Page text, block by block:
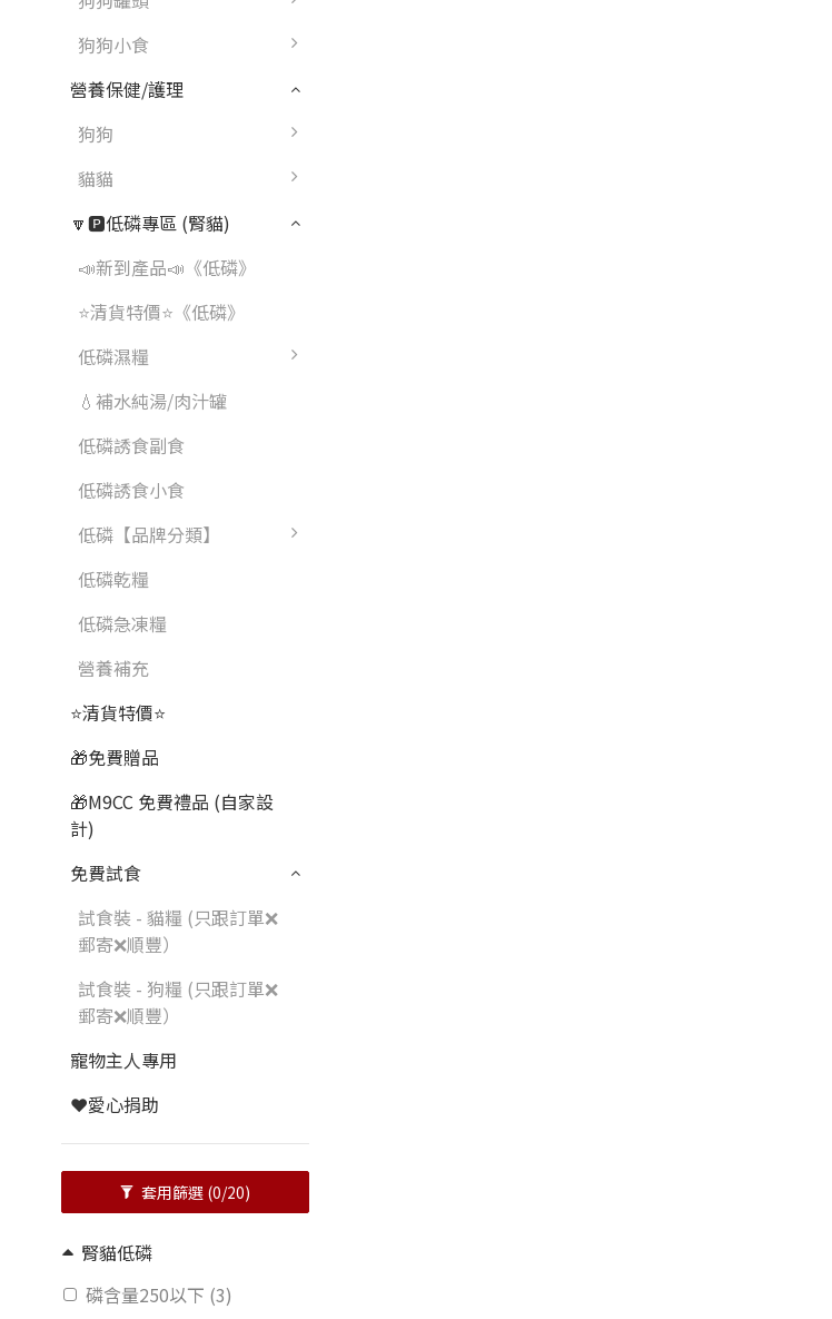
狗狗小食
營養保健/護理
狗狗
貓貓
🔽🅿️低磷專區 (腎貓)
📣新到產品📣《低磷》
⭐清貨特價⭐《低磷》
低磷濕糧
💧補水純湯/肉汁罐
低磷誘食副食
低磷誘食小食
低磷【品牌分類】
低磷乾糧
低磷急凍糧
營養補充
⭐清貨特價⭐
🎁免費贈品
🎁M9CC 免費禮品 (自家設
計)
免費試食
試食裝 - 貓糧 (只跟訂單❌
郵寄❌順豐）
試食裝 - 狗糧 (只跟訂單❌
郵寄❌順豐）
寵物主人專用
❤️愛心捐助
套用篩選 (0/20)
腎貓低磷
磷含量250以下 (3)